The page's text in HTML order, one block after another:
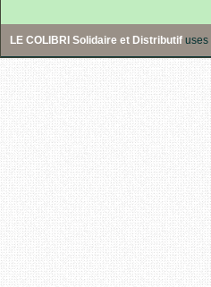
LE COLIBRI Solidaire et Distributif uses